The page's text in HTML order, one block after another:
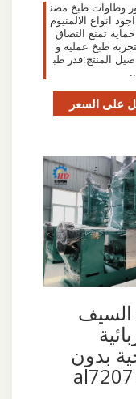
وطاوات طبخ مصن
انواع الالمنيوم
تمنع التصاق
طبخ عملية و
المنتج:قدر طب
على السعر
السيف
بدون